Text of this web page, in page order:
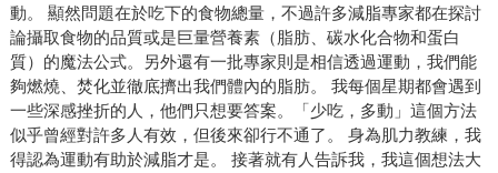
動。 顯然問題在於吃下的食物總量，不過許多減脂專家都在探討
論攝取食物的品質或是巨量營養素（脂肪、碳水化合物和蛋白
質）的魔法公式。另外還有一批專家則是相信透過運動，我們能
夠燃燒、焚化並徹底擠出我們體內的脂肪。 我每個星期都會遇到
一些深感挫折的人，他們只想要答案。「少吃，多動」這個方法
似乎曾經對許多人有效，但後來卻行不通了。 身為肌力教練，我
得認為運動有助於減脂才是。 接著就有人告訴我，我這個想法大